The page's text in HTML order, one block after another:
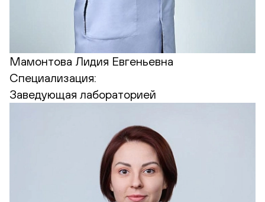
Мамонтова Лидия Евгеньевна
Специализация:
Заведующая лабораторией